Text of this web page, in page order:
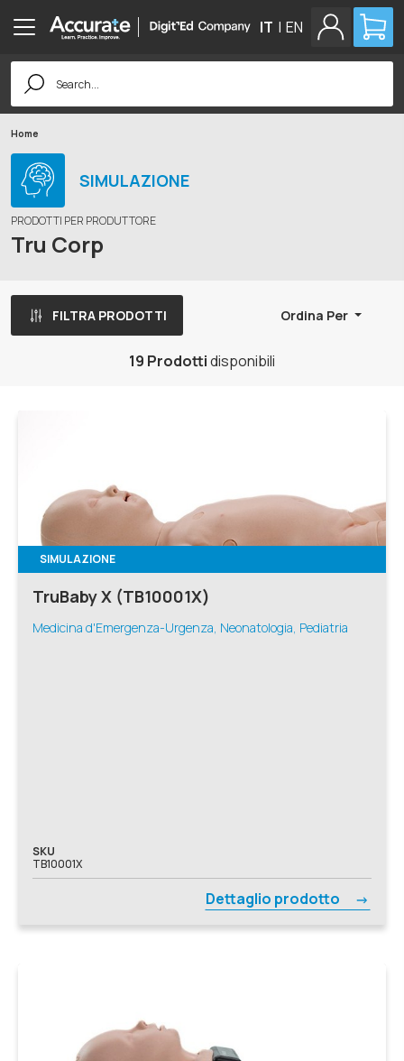
IT | EN
Search
for:
Home
SIMULAZIONE
PRODOTTI PER PRODUTTORE
Tru Corp
FILTRA PRODOTTI Ordina Per
19 Prodottidisponibili
SIMULAZIONE
TruBaby X (TB10001X)
Medicina d'Emergenza-Urgenza, Neonatologia, Pediatria
SKU
TB10001X
Dettaglio prodotto